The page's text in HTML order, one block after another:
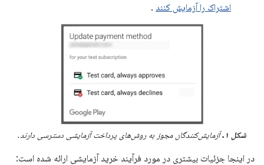
اشتراک را آزمایش کنند .
شکل ۱. آزمایش‌کنندگان مجوز به روش‌های پرداخت آزمایشی دسترسی دارند.
در اینجا جزئیات بیشتری در مورد فرآیند خرید آزمایشی ارائه شده است: